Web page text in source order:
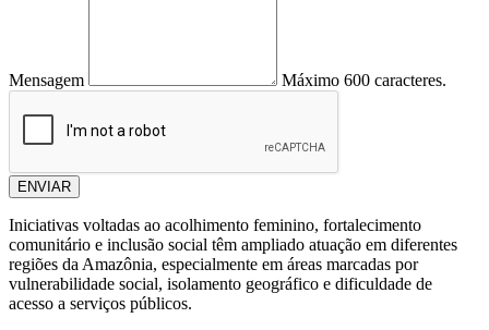
Mensagem Máximo 600 caracteres.
ENVIAR
Iniciativas voltadas ao acolhimento feminino, fortalecimento
comunitário e inclusão social têm ampliado atuação em diferentes
regiões da Amazônia, especialmente em áreas marcadas por
vulnerabilidade social, isolamento geográfico e dificuldade de
acesso a serviços públicos.